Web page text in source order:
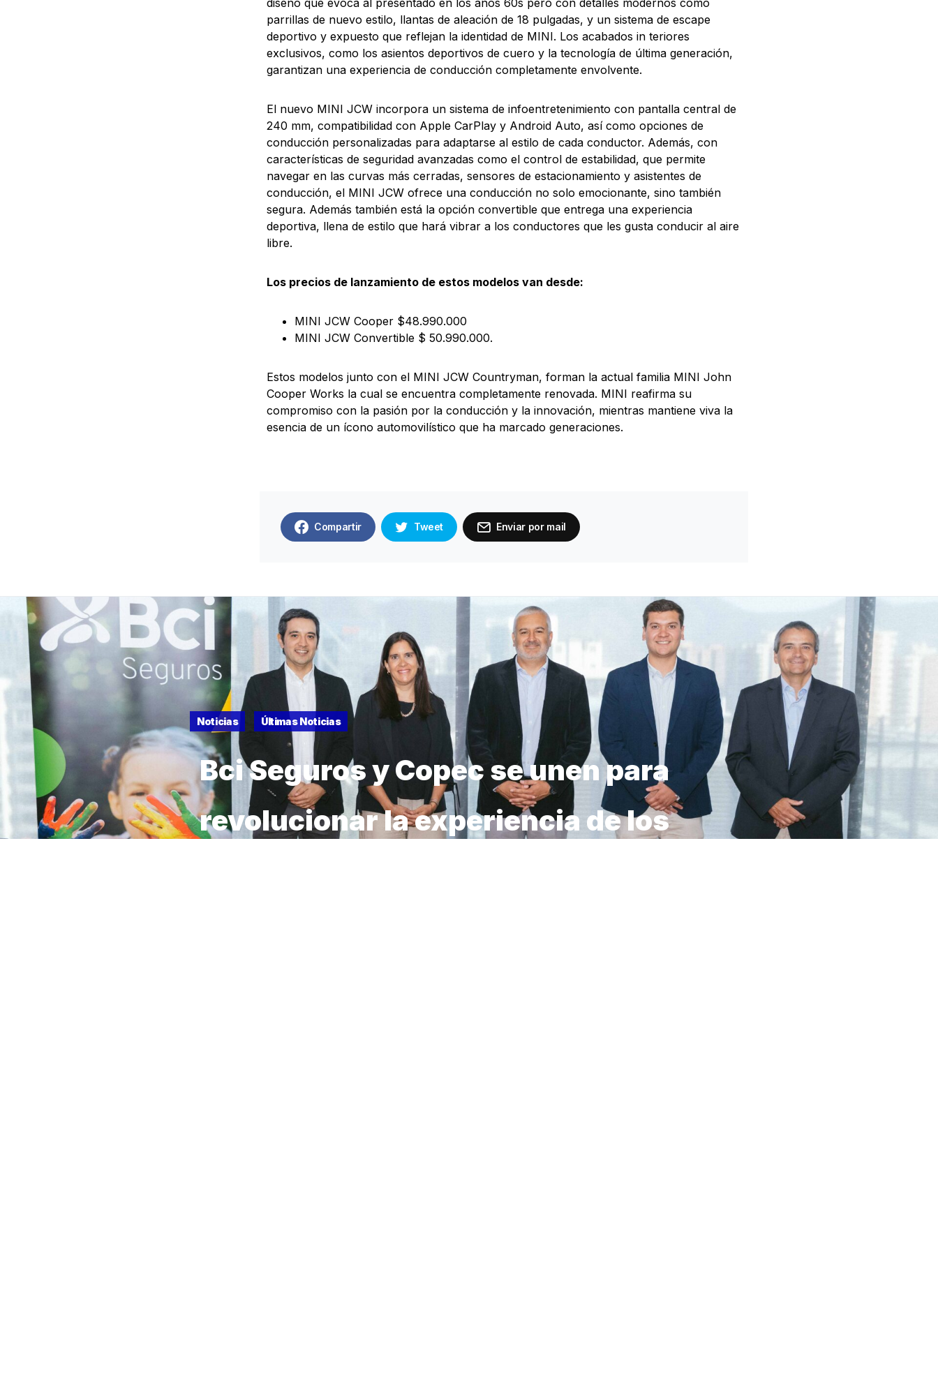
diseño que evoca al presentado en los años 60s pero con detalles modernos como
parrillas de nuevo estilo, llantas de aleación de 18 pulgadas, y un sistema de escape
deportivo y expuesto que reflejan la identidad de MINI. Los acabados in teriores
exclusivos, como los asientos deportivos de cuero y la tecnología de última generación,
garantizan una experiencia de conducción completamente envolvente.
El nuevo MINI JCW incorpora un sistema de infoentretenimiento con pantalla central de
240 mm, compatibilidad con Apple CarPlay y Android Auto, así como opciones de
conducción personalizadas para adaptarse al estilo de cada conductor. Además, con
características de seguridad avanzadas como el control de estabilidad, que permite
navegar en las curvas más cerradas, sensores de estacionamiento y asistentes de
conducción, el MINI JCW ofrece una conducción no solo emocionante, sino también
segura. Además también está la opción convertible que entrega una experiencia
deportiva, llena de estilo que hará vibrar a los conductores que les gusta conducir al aire
libre.
Los precios de lanzamiento de estos modelos van desde:
MINI JCW Cooper $48.990.000
MINI JCW Convertible $ 50.990.000.
Estos modelos junto con el MINI JCW Countryman, forman la actual familia MINI John
Cooper Works la cual se encuentra completamente renovada. MINI reafirma su
compromiso con la pasión por la conducción y la innovación, mientras mantiene viva la
esencia de un ícono automovilístico que ha marcado generaciones.
Compartir Tweet Enviar por mail
Noticias Últimas Noticias
Bci Seguros y Copec se unen para
revolucionar la experiencia de los